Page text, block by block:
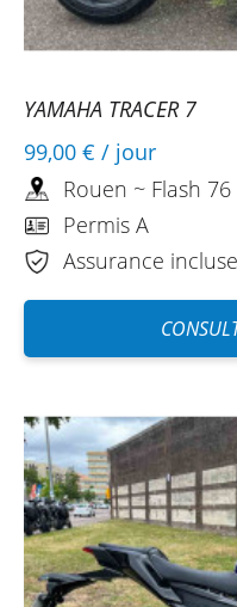
YAMAHA TRACER 7
99,00 € / jour
Rouen ~ Flash 76
Permis A
Assurance incluse